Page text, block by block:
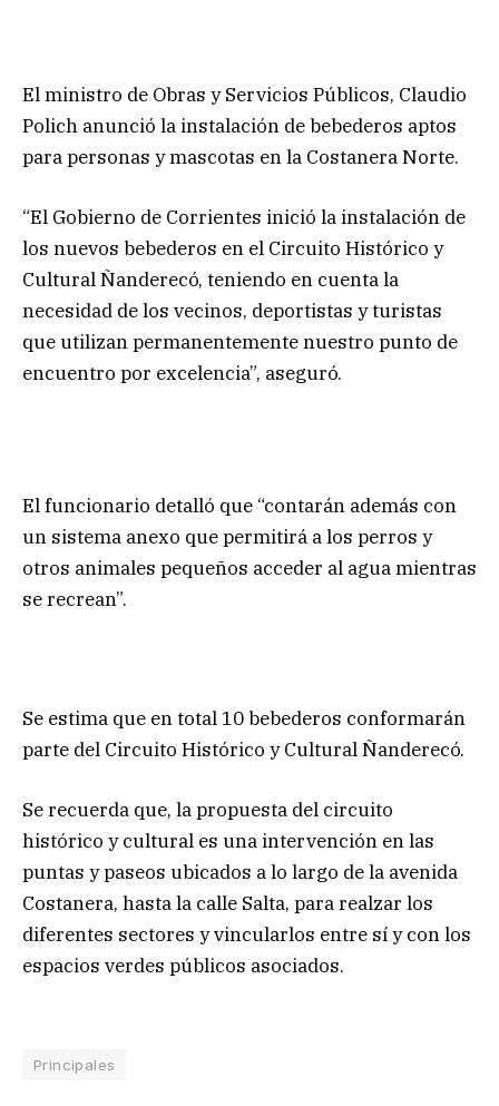
El ministro de Obras y Servicios Públicos, Claudio
Polich anunció la instalación de bebederos aptos
para personas y mascotas en la Costanera Norte.
“El Gobierno de Corrientes inició la instalación de
los nuevos bebederos en el Circuito Histórico y
Cultural Ñanderecó, teniendo en cuenta la
necesidad de los vecinos, deportistas y turistas
que utilizan permanentemente nuestro punto de
encuentro por excelencia”, aseguró.
El funcionario detalló que “contarán además con
un sistema anexo que permitirá a los perros y
otros animales pequeños acceder al agua mientras
se recrean”.
Se estima que en total 10 bebederos conformarán
parte del Circuito Histórico y Cultural Ñanderecó.
Se recuerda que, la propuesta del circuito
histórico y cultural es una intervención en las
puntas y paseos ubicados a lo largo de la avenida
Costanera, hasta la calle Salta, para realzar los
diferentes sectores y vincularlos entre sí y con los
espacios verdes públicos asociados.
Principales